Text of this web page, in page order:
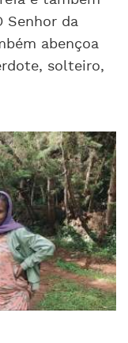
Senhor da
abençoa
solteiro,